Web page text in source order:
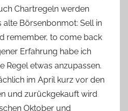
Chartregeln werden
alte Börsenbonmot: Sell in
remember, to come back
Erfahrung habe ich
Regel etwas anzupassen.
im April kurz vor den
und zurückgekauft wird
Oktober und